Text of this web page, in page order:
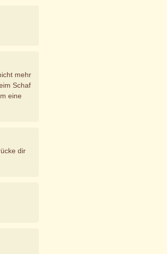
mehr
Schaf
eine
dir